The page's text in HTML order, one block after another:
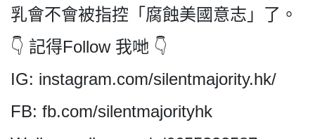
乳會不會被指控「腐蝕美國意志」了。
👇 記得Follow 我哋 👇
IG: instagram.com/silentmajority.hk/
FB: fb.com/silentmajorityhk